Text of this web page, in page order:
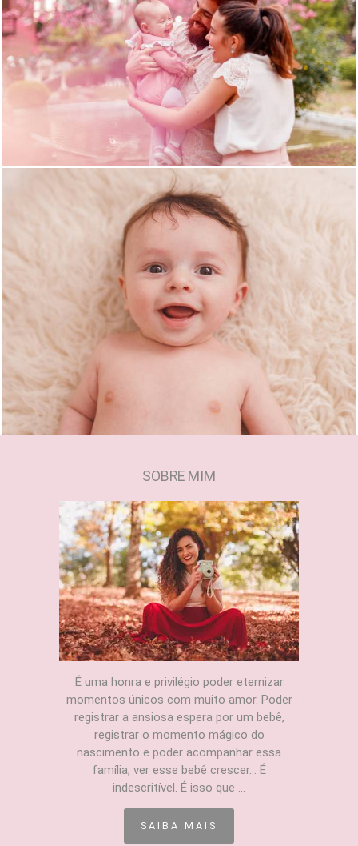
809 0
1362 0
SOBRE MIM
É uma honra e privilégio poder eternizar
momentos únicos com muito amor. Poder
registrar a ansiosa espera por um bebê,
registrar o momento mágico do
nascimento e poder acompanhar essa
família, ver esse bebê crescer... É
indescritível. É isso que ...
SAIBA MAIS